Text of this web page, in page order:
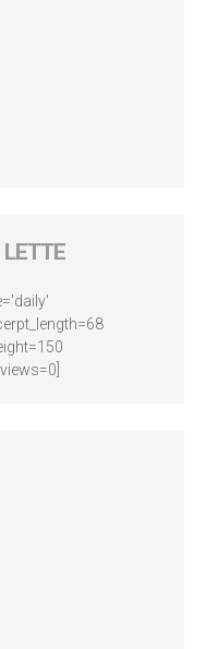
LETTE